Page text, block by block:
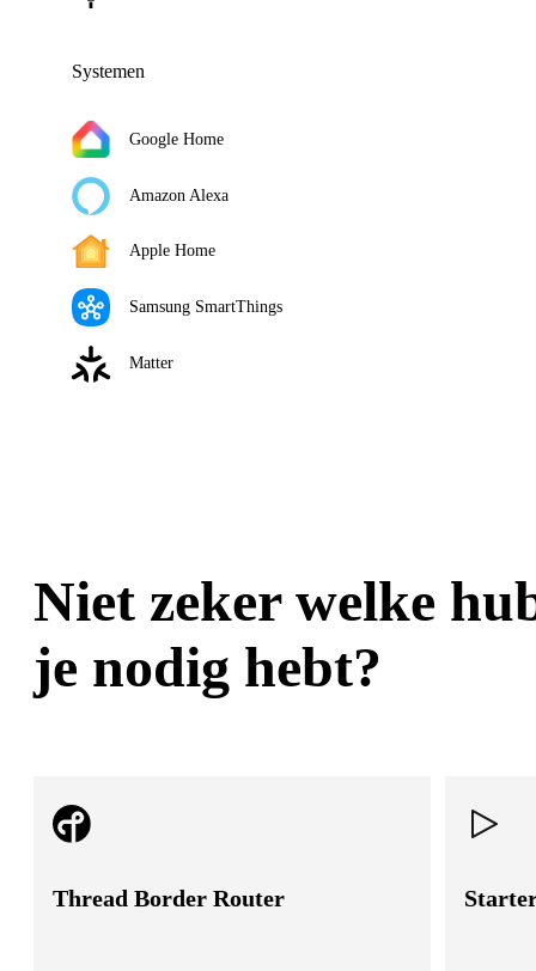
Systemen
Google Home
Amazon Alexa
Apple Home
Samsung SmartThings
Matter
Niet zeker welke
je nodig hebt?
Thread Border Router